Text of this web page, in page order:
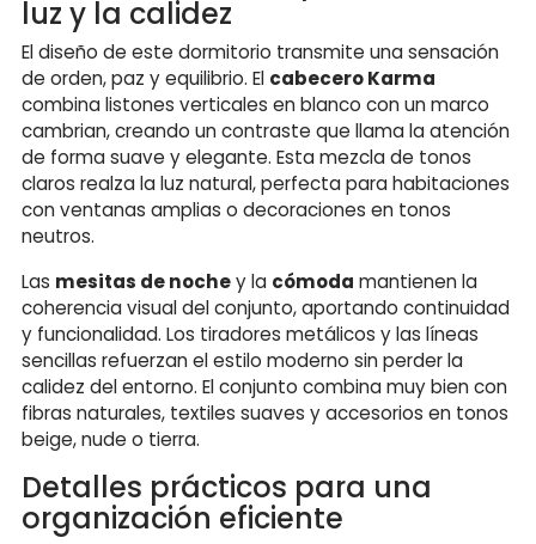
luz y la calidez
El diseño de este dormitorio transmite una sensación
de orden, paz y equilibrio. El cabecero Karma
combina listones verticales en blanco con un marco
cambrian, creando un contraste que llama la atención
de forma suave y elegante. Esta mezcla de tonos
claros realza la luz natural, perfecta para habitaciones
con ventanas amplias o decoraciones en tonos
neutros.
Las mesitas de nochey la cómoda mantienen la
coherencia visual del conjunto, aportando continuidad
y funcionalidad. Los tiradores metálicos y las líneas
sencillas refuerzan el estilo moderno sin perder la
calidez del entorno. El conjunto combina muy bien con
fibras naturales, textiles suaves y accesorios en tonos
beige, nude o tierra.
Detalles prácticos para una
organización eficiente